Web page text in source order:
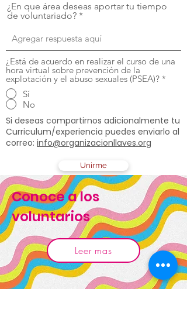
¿En que área deseas aportar tu tiempo
de voluntariado?
¿Está de acuerdo en realizar el curso de una
hora virtual sobre prevención de la
explotación y el abuso sexuales (PSEA)? *
Sí
No
Si deseas compartirnos adicionalmente tu
Curriculum/experiencia puedes enviarlo al
correo: info@organizacionllaves.org
Unirme
Conoce a los
voluntarios
Leer mas